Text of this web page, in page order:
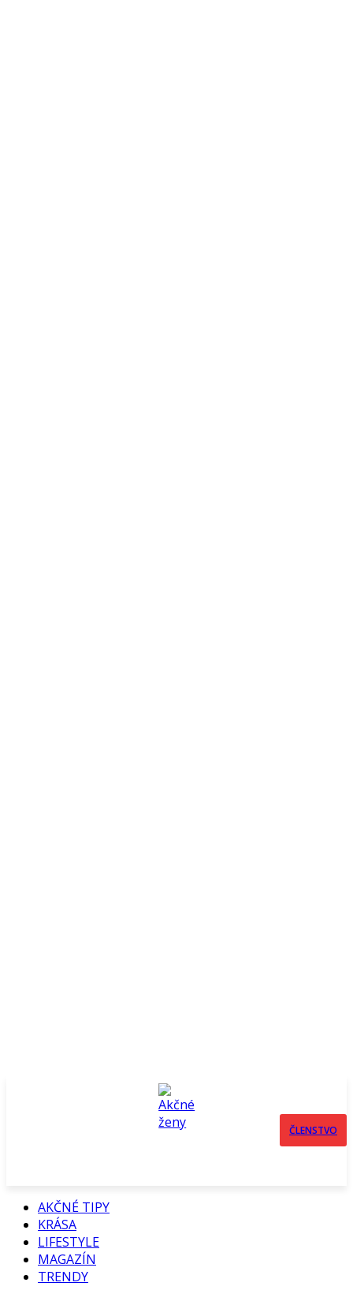
ČLENSTVO
AKČNÉ TIPY
KRÁSA
LIFESTYLE
MAGAZÍN
TRENDY